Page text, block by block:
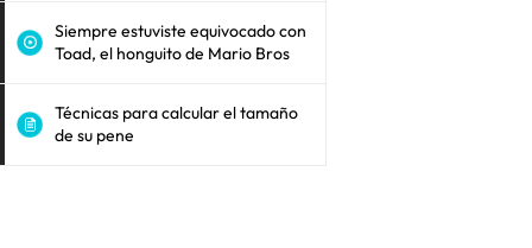
Siempre estuviste equivocado con
Toad, el honguito de Mario Bros
Técnicas para calcular el tamaño
de su pene